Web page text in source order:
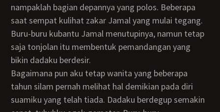
nampaklah bagian depannya yang polos. Beberapa
saat sempat kulihat zakar Jamal yang mulai tegang.
Buru-buru kubantu Jamal menutupinya, namun tetap
saja tonjolan itu membentuk pemandangan yang
bikin dadaku berdesir.
Bagaimana pun aku tetap wanita yang beberapa
tahun silam pernah melihat hal demikian pada diri
suamiku yang telah tiada. Dadaku berdegup semakin